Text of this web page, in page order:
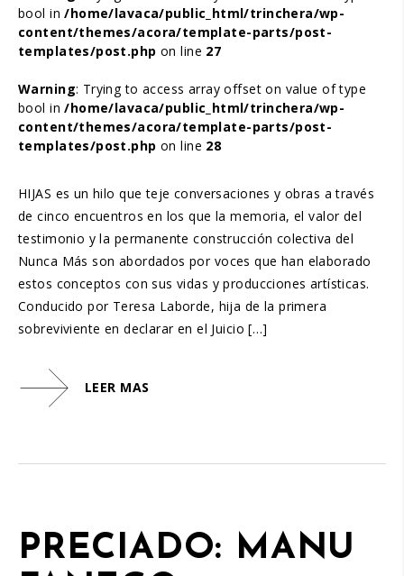
bool in/home/lavaca/public_html/trinchera/wp-
content/themes/acora/template-parts/post-
templates/post.php on line 27
Warning: Trying to access array offset on value of type
bool in/home/lavaca/public_html/trinchera/wp-
content/themes/acora/template-parts/post-
templates/post.php on line 28
HIJAS es un hilo que teje conversaciones y obras a través
de cinco encuentros en los que la memoria, el valor del
testimonio y la permanente construcción colectiva del
Nunca Más son abordados por voces que han elaborado
estos conceptos con sus vidas y producciones artísticas.
Conducido por Teresa Laborde, hija de la primera
sobreviviente en declarar en el Juicio […]
LEER MAS
PRECIADO: MANU